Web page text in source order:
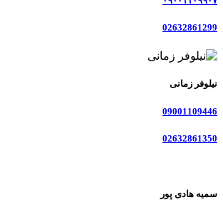
02632861299
نیلوفر زمانی
09001109446
02632861350
سمیه هادی پور